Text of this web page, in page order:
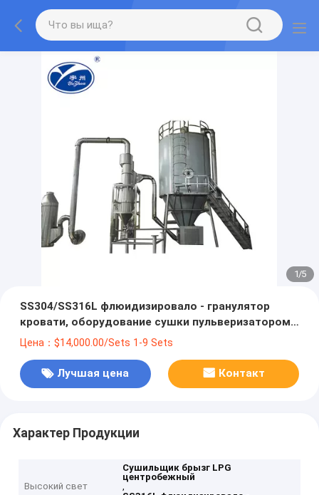
2/5
SS304/SS316L флюидизировало - гранулятор
кровати, оборудование сушки пульверизатором
LPG
Цена：$14,000.00/Sets 1-9 Sets
Лучшая цена Контакт
Характер Продукции
Высокий свет
Сушильщик брызг LPG
центробежный
,